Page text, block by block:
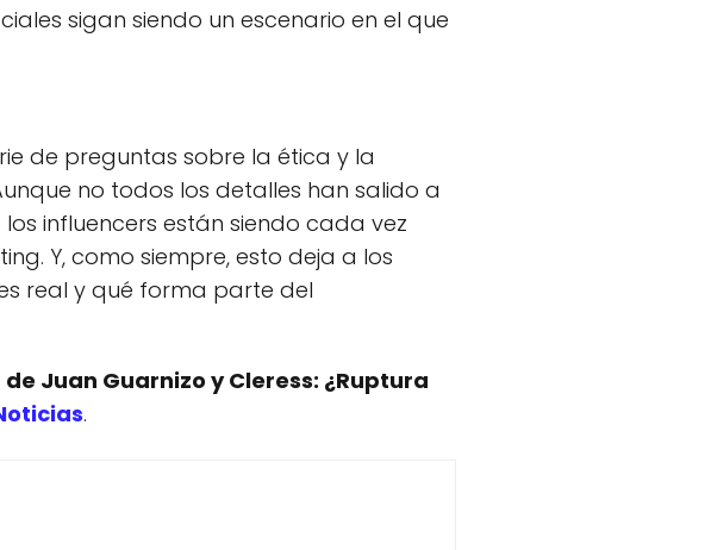
sigan siendo un escenario en el que
de preguntas sobre la ética y la
no todos los detalles han salido a
influencers están siendo cada vez
Y, como siempre, esto deja a los
real y qué forma parte del
Juan Guarnizo y Cleress: ¿Ruptura
.